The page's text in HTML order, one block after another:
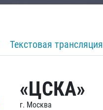
Текстовая трансляция
«ЦСКА»
г. Москва